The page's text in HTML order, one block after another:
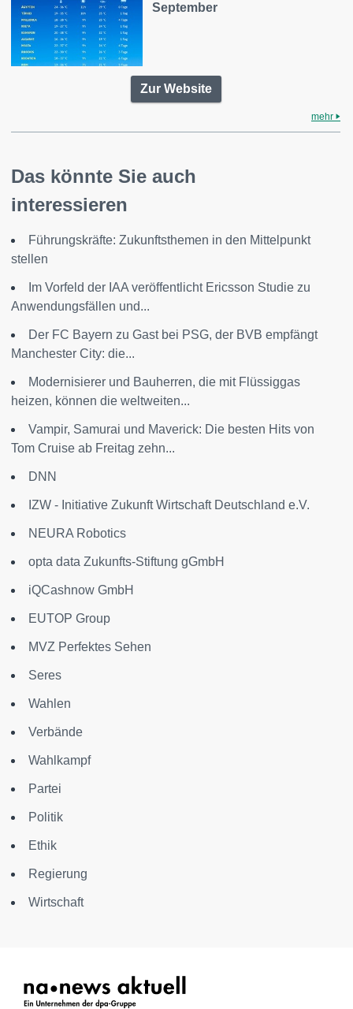
September
Zur Website
mehr
Das könnte Sie auch
interessieren
Führungskräfte: Zukunftsthemen in den Mittelpunkt
stellen
Im Vorfeld der IAA veröffentlicht Ericsson Studie zu
Anwendungsfällen und...
Der FC Bayern zu Gast bei PSG, der BVB empfängt
Manchester City: die...
Modernisierer und Bauherren, die mit Flüssiggas
heizen, können die weltweiten...
Vampir, Samurai und Maverick: Die besten Hits von
Tom Cruise ab Freitag zehn...
DNN
IZW - Initiative Zukunft Wirtschaft Deutschland e.V.
NEURA Robotics
opta data Zukunfts-Stiftung gGmbH
iQCashnow GmbH
EUTOP Group
MVZ Perfektes Sehen
Seres
Wahlen
Verbände
Wahlkampf
Partei
Politik
Ethik
Regierung
Wirtschaft